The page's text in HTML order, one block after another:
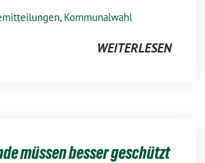
, Kommunalwahl
WEITERLESEN
müssen besser geschützt